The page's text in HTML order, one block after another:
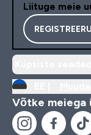
Liituge meie
Võtke meiega